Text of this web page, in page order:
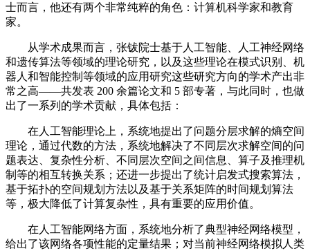
士而言，他还有两个非常纯粹的角色：计算机科学家和教育
家。
从学术成果而言，张钹院士基于人工智能、人工神经网络
和遗传算法等领域的理论研究，以及这些理论在模式识别、机
器人和智能控制等领域的应用研究这些研究方向的学术产出非
常之高——共发表 200 余篇论文和 5 部专著，与此同时，也做
出了一系列的学术贡献，具体包括：
在人工智能理论上，系统地提出了问题分层求解的熵空间
理论，通过代数的方法，系统地解决了不同层次求解空间的问
题表达、复杂性分析、不同层次空间之间信息、算子及推理机
制等的相互转换关系；还进一步提出了统计启发式搜索算法，
基于拓扑的空间规划方法以及基于关系矩阵的时间规划算法
等，极大降低了计算复杂性，具有重要的应用价值。
在人工智能网络方面，系统地分析了典型神经网络模型，
给出了该网络各项性能的定量结果；对当前神经网络模拟人类